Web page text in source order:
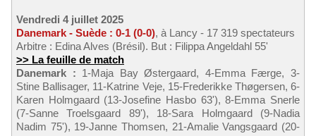
Vendredi 4 juillet 2025
Danemark - Suède : 0-1 (0-0), à Lancy - 17 319 spectateurs
Arbitre : Edina Alves (Brésil). But : Filippa Angeldahl 55'
>> La feuille de match
Danemark : 1-Maja Bay Østergaard, 4-Emma Færge, 3-
Stine Ballisager, 11-Katrine Veje, 15-Frederikke Thøgersen, 6-
Karen Holmgaard (13-Josefine Hasbo 63'), 8-Emma Snerle
(7-Sanne Troelsgaard 89'), 18-Sara Holmgaard (9-Nadia
Nadim 75'), 19-Janne Thomsen, 21-Amalie Vangsgaard (20-